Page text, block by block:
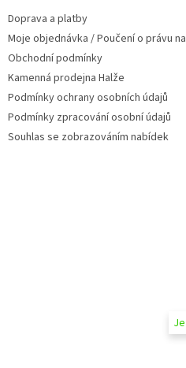
Doprava a platby
Moje objednávka / Poučení o právu
Obchodní podmínky
Kamenná prodejna Halže
Podmínky ochrany osobních údajů
Podmínky zpracování osobní údajů
Souhlas se zobrazováním nabídek